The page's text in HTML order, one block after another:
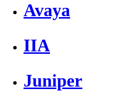
Avaya
IIA
Juniper